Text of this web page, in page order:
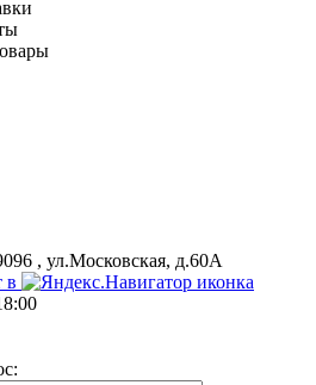
, ул.Московская, д.60А
в